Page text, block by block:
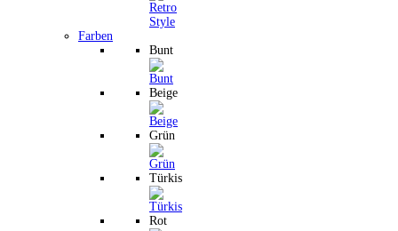
Farben
Bunt
Beige
Grün
Türkis
Rot